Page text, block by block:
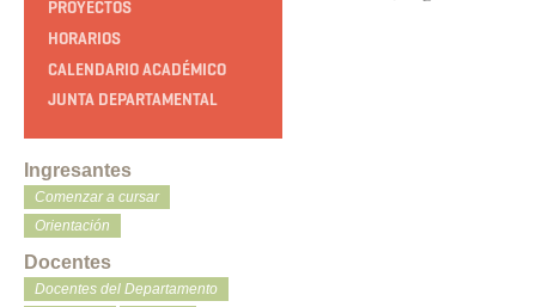
PROYECTOS
HORARIOS
CALENDARIO ACADÉMICO
JUNTA DEPARTAMENTAL
Ingresantes
Comenzar a cursar
Orientación
Docentes
Docentes del Departamento